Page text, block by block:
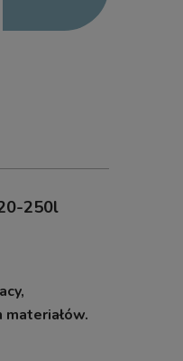
250l